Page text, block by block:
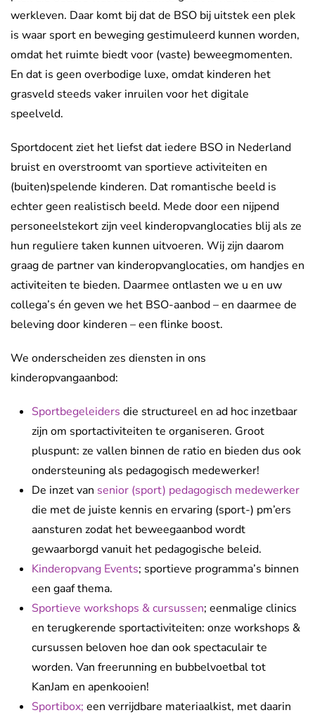
werkleven. Daar komt bij dat de BSO bij uitstek een plek
is waar sport en beweging gestimuleerd kunnen worden,
omdat het ruimte biedt voor (vaste) beweegmomenten.
En dat is geen overbodige luxe, omdat kinderen het
grasveld steeds vaker inruilen voor het digitale
speelveld.
Sportdocent ziet het liefst dat iedere BSO in Nederland
bruist en overstroomt van sportieve activiteiten en
(buiten)spelende kinderen. Dat romantische beeld is
echter geen realistisch beeld. Mede door een nijpend
personeelstekort zijn veel kinderopvanglocaties blij als ze
hun reguliere taken kunnen uitvoeren. Wij zijn daarom
graag de partner van kinderopvanglocaties, om handjes en
activiteiten te bieden. Daarmee ontlasten we u en uw
collega’s én geven we het BSO-aanbod – en daarmee de
beleving door kinderen – een flinke boost.
We onderscheiden zes diensten in ons
kinderopvangaanbod:
Sportbegeleiders die structureel en ad hoc inzetbaar
zijn om sportactiviteiten te organiseren. Groot
pluspunt: ze vallen binnen de ratio en bieden dus ook
ondersteuning als pedagogisch medewerker!
De inzet van senior (sport) pedagogisch medewerker
die met de juiste kennis en ervaring (sport-) pm’ers
aansturen zodat het beweegaanbod wordt
gewaarborgd vanuit het pedagogische beleid.
Kinderopvang Events; sportieve programma’s binnen
een gaaf thema.
Sportieve workshops & cursussen; eenmalige clinics
en terugkerende sportactiviteiten: onze workshops &
cursussen beloven hoe dan ook spectaculair te
worden. Van freerunning en bubbelvoetbal tot
KanJam en apenkooien!
Sportibox; een verrijdbare materiaalkist, met daarin